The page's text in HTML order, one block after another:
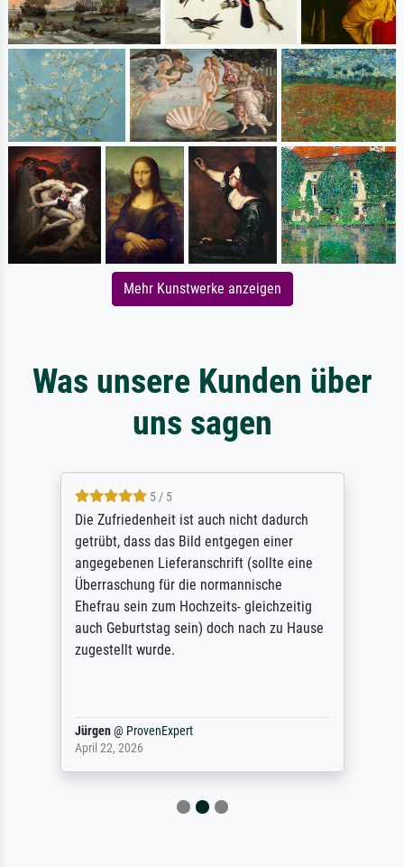
Mehr Kunstwerke anzeigen
Was unsere Kunden über
uns sagen
5 / 5
Die Zufriedenheit ist auch nicht dadurch
getrübt, dass das Bild entgegen einer
angegebenen Lieferanschrift (sollte eine
Überraschung für die normannische
Ehefrau sein zum Hochzeits- gleichzeitig
auch Geburtstag sein) doch nach zu Hause
zugestellt wurde.
Jürgen@ ProvenExpert
April 22, 2026